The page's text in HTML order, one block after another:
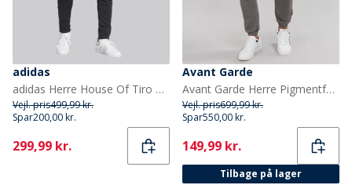
adidas
adidas Herre House Of Tiro Cargo Track Bukser Sort/Hvid
Vejl. pris499,99 kr.
Spar200,00 kr.
Current
299,99 kr.
Avant Garde
Avant Garde Herre Pigmentfarvede Joggingbukser Stål
Vejl. pris699,99 kr.
Spar550,00 kr.
Current
149,99 kr.
Tilbage på lager